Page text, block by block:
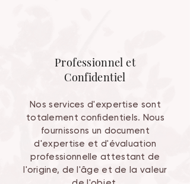
Professionnel et
Confidentiel
Nos services d'expertise sont
totalement confidentiels. Nous
fournissons un document
d'expertise et d'évaluation
professionnelle attestant de
l'origine, de l'âge et de la valeur